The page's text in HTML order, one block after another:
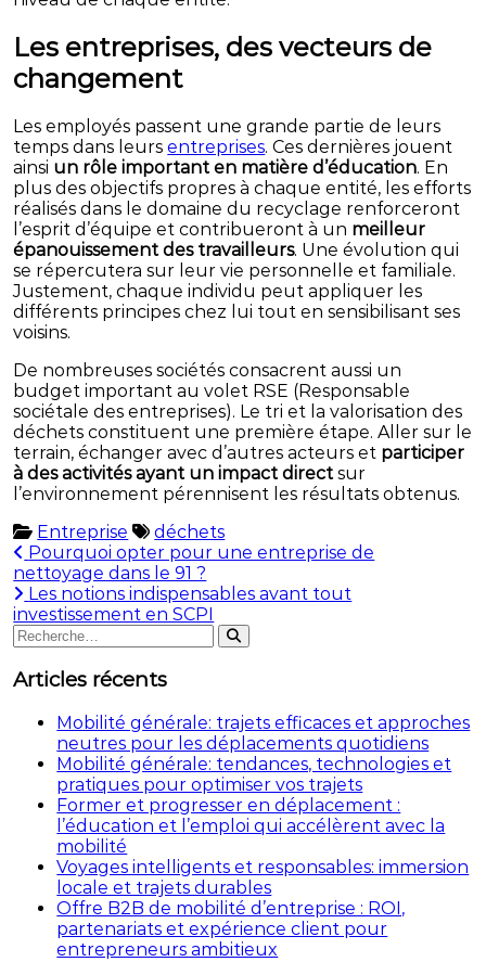
Les entreprises, des vecteurs de
changement
Les employés passent une grande partie de leurs
temps dans leursentreprises. Ces dernières jouent
ainsi un rôle important en matière d’éducation. En
plus des objectifs propres à chaque entité, les efforts
réalisés dans le domaine du recyclage renforceront
l’esprit d’équipe et contribueront à un meilleur
épanouissement des travailleurs. Une évolution qui
se répercutera sur leur vie personnelle et familiale.
Justement, chaque individu peut appliquer les
différents principes chez lui tout en sensibilisant ses
voisins.
De nombreuses sociétés consacrent aussi un
budget important au volet RSE (Responsable
sociétale des entreprises). Le tri et la valorisation des
déchets constituent une première étape. Aller sur le
terrain, échanger avec d’autres acteurs et participer
à des activités ayant un impact direct sur
l’environnement pérennisent les résultats obtenus.
Entreprise
déchets
Navigation
de
l’article
Pourquoi opter pour une entreprise de
nettoyage dans le 91 ?
Les notions indispensables avant tout
investissement en SCPI
Rechercher
:
Rechercher
Articles récents
Mobilité générale: trajets efficaces et approches
neutres pour les déplacements quotidiens
Mobilité générale: tendances, technologies et
pratiques pour optimiser vos trajets
Former et progresser en déplacement :
l’éducation et l’emploi qui accélèrent avec la
mobilité
Voyages intelligents et responsables: immersion
locale et trajets durables
Offre B2B de mobilité d’entreprise : ROI,
partenariats et expérience client pour
entrepreneurs ambitieux